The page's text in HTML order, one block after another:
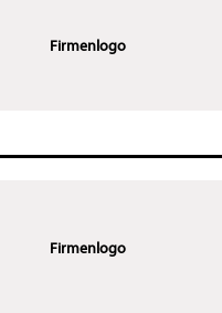
Firmenlogo
Firmenlogo